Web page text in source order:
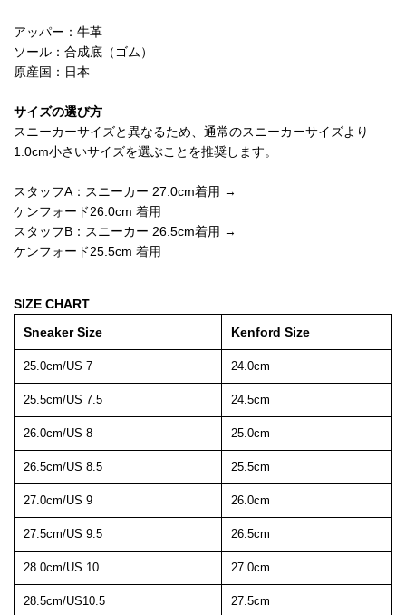
アッパー：牛革
ソール：合成底（ゴム）
原産国：日本
サイズの選び方
スニーカーサイズと異なるため、通常のスニーカーサイズより
1.0cm小さいサイズを選ぶことを推奨します。
スタッフA：スニーカー 27.0cm着用 →
ケンフォード26.0cm 着用
スタッフB：スニーカー 26.5cm着用 →
ケンフォード25.5cm 着用
SIZE CHART
Sneaker Size
Kenford Size
25.0cm/US 7 24.0cm
25.5cm/US 7.5 24.5cm
26.0cm/US 8 25.0cm
26.5cm/US 8.5 25.5cm
27.0cm/US 9 26.0cm
27.5cm/US 9.5 26.5cm
28.0cm/US 10 27.0cm
28.5cm/US10.5 27.5cm